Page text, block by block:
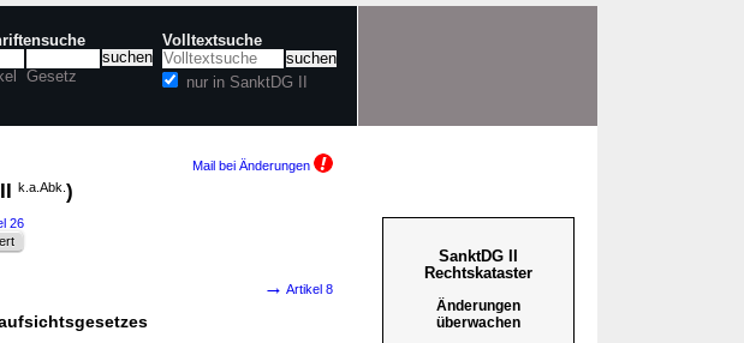
Gesetz
Volltextsuche
nur in SanktDG II
Mail bei Änderungen
k.a.Abk. )
26
→ Artikel 8
SanktDG II
Rechtskataster
Änderungen
überwachen